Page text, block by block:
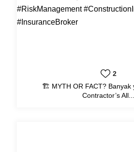
2
🏗️ MYTH OR FACT? Banyak
Contractor’s All...